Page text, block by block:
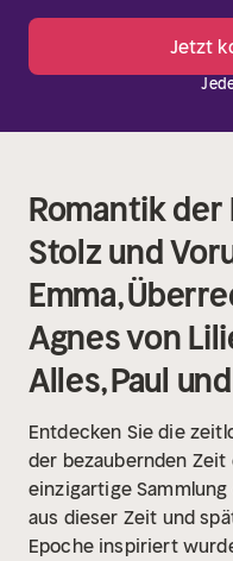
Jetzt
Romantik der
Stolz und
Emma,
Agnes von
Alles, Paul
Entdecken Sie die
der bezaubernden Zeit
einzigartige
aus dieser Zeit und
Epoche inspiriert